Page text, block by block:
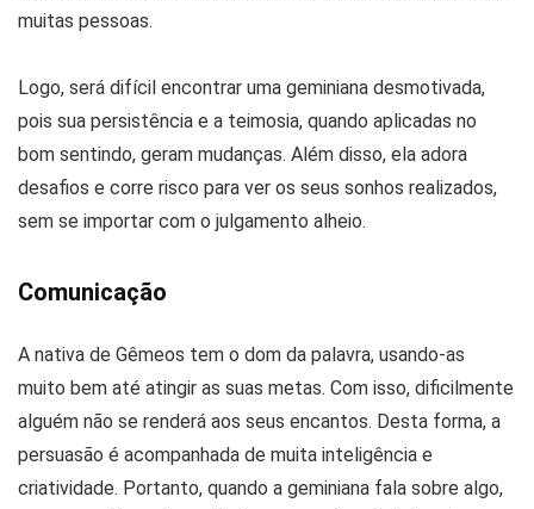
muitas pessoas.
Logo, será difícil encontrar uma geminiana desmotivada,
pois sua persistência e a teimosia, quando aplicadas no
bom sentindo, geram mudanças. Além disso, ela adora
desafios e corre risco para ver os seus sonhos realizados,
sem se importar com o julgamento alheio.
Comunicação
A nativa de Gêmeos tem o dom da palavra, usando-as
muito bem até atingir as suas metas. Com isso, dificilmente
alguém não se renderá aos seus encantos. Desta forma, a
persuasão é acompanhada de muita inteligência e
criatividade. Portanto, quando a geminiana fala sobre algo,